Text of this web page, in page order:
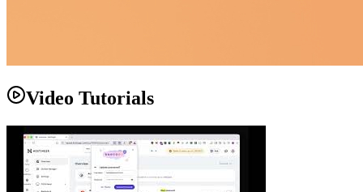
Video Tutorials